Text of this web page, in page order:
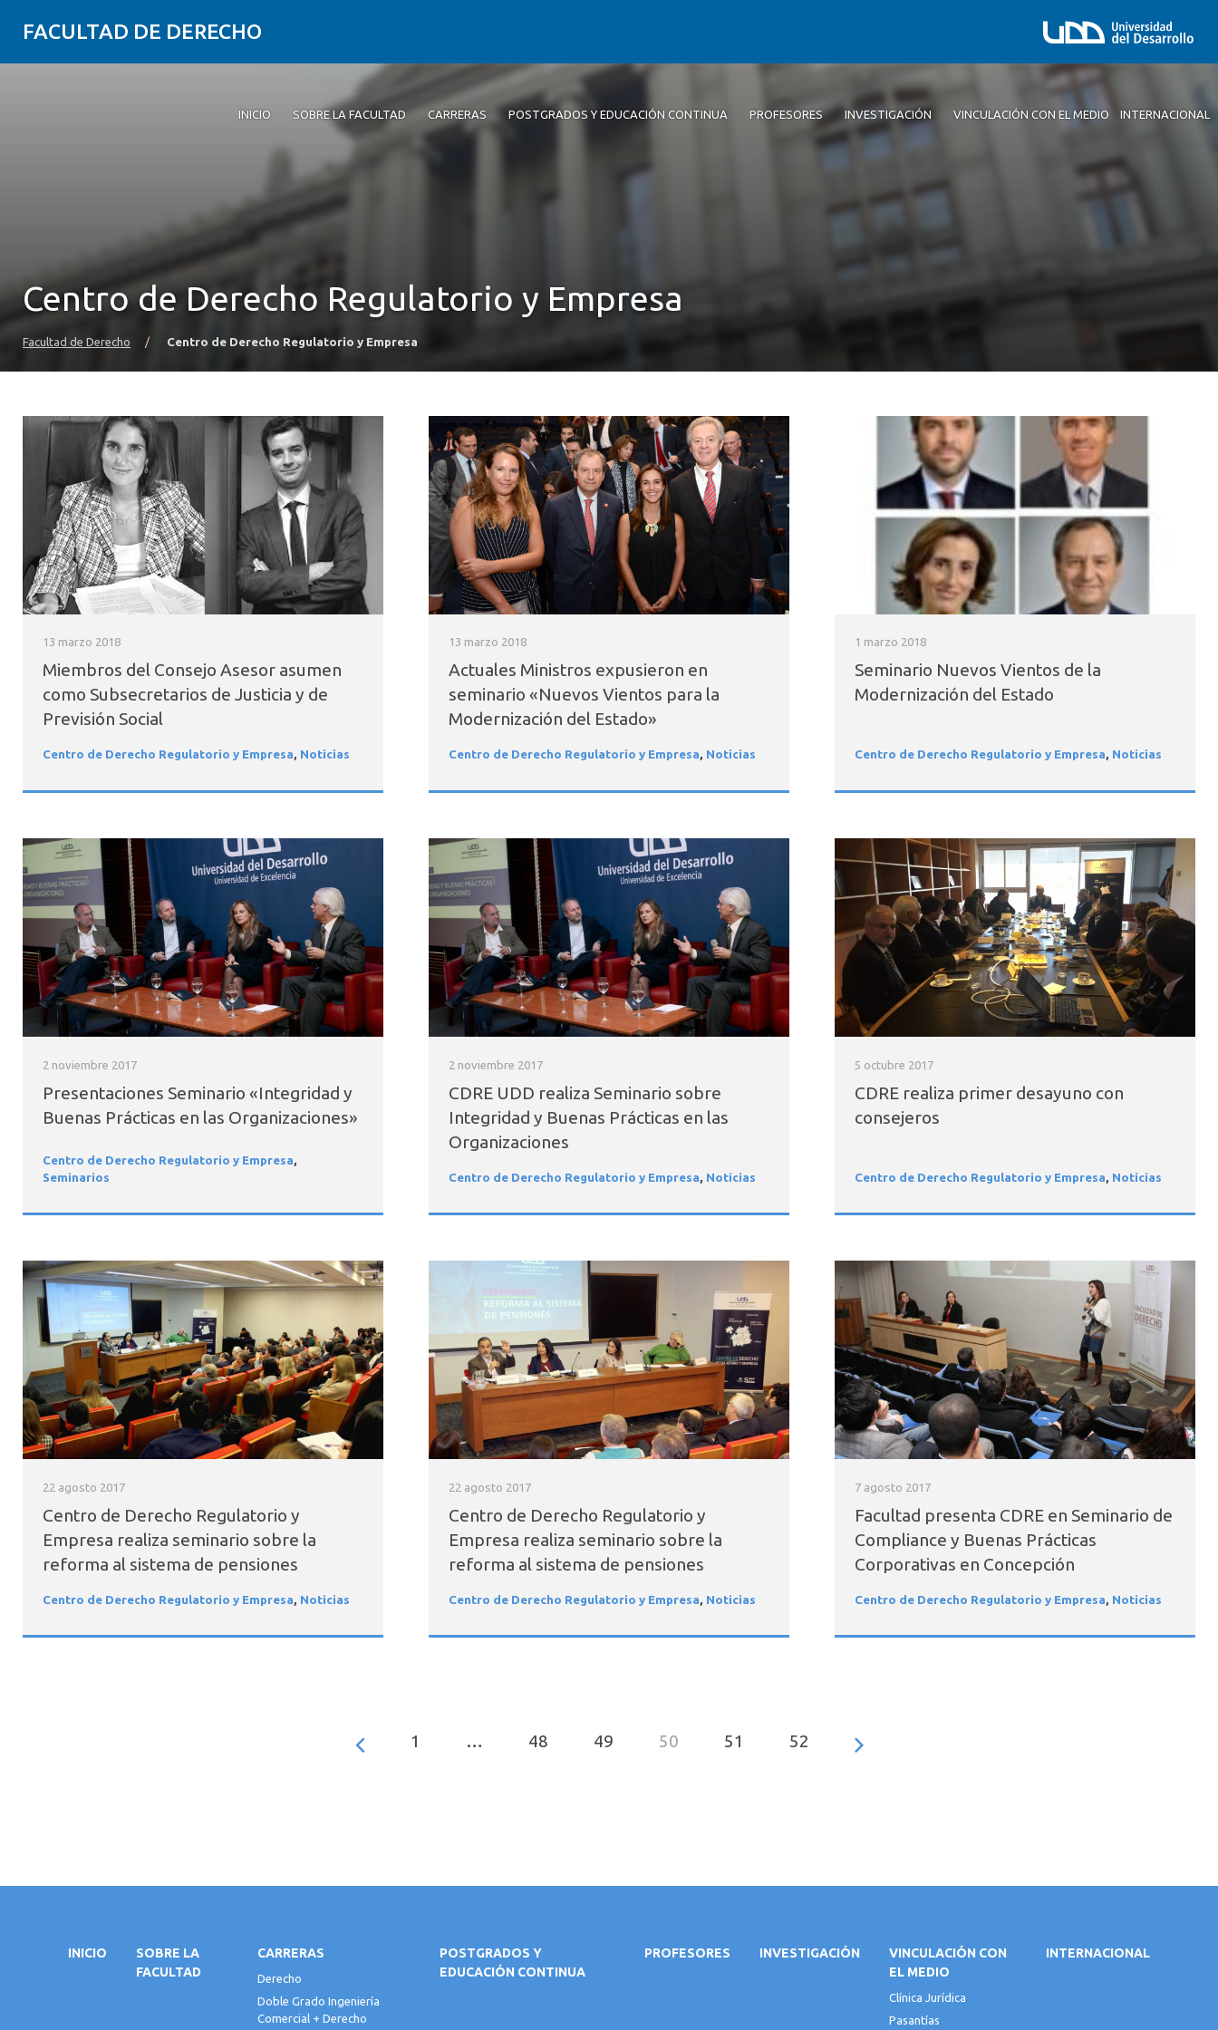
FACULTAD DE DERECHO
INICIO SOBRE LA FACULTAD CARRERAS POSTGRADOS Y EDUCACIÓN CONTINUA PROFESORES INVESTIGACIÓN VINCULACIÓN CON EL MEDIO INTERNACIONAL
Centro de Derecho Regulatorio y Empresa
Facultad de Derecho / Centro de Derecho Regulatorio y Empresa
13 marzo 2018
Miembros del Consejo Asesor asumen
como Subsecretarios de Justicia y de
Previsión Social
Centro de Derecho Regulatorio y Empresa, Noticias
13 marzo 2018
Actuales Ministros expusieron en
seminario «Nuevos Vientos para la
Modernización del Estado»
Centro de Derecho Regulatorio y Empresa, Noticias
1 marzo 2018
Seminario Nuevos Vientos de la
Modernización del Estado
Centro de Derecho Regulatorio y Empresa, Noticias
2 noviembre 2017
Presentaciones Seminario «Integridad y
Buenas Prácticas en las Organizaciones»
Centro de Derecho Regulatorio y Empresa,
Seminarios
2 noviembre 2017
CDRE UDD realiza Seminario sobre
Integridad y Buenas Prácticas en las
Organizaciones
Centro de Derecho Regulatorio y Empresa, Noticias
5 octubre 2017
CDRE realiza primer desayuno con
consejeros
Centro de Derecho Regulatorio y Empresa, Noticias
22 agosto 2017
Centro de Derecho Regulatorio y
Empresa realiza seminario sobre la
reforma al sistema de pensiones
Centro de Derecho Regulatorio y Empresa, Noticias
22 agosto 2017
Centro de Derecho Regulatorio y
Empresa realiza seminario sobre la
reforma al sistema de pensiones
Centro de Derecho Regulatorio y Empresa, Noticias
7 agosto 2017
Facultad presenta CDRE en Seminario de
Compliance y Buenas Prácticas
Corporativas en Concepción
Centro de Derecho Regulatorio y Empresa, Noticias
1 … 48 49 50 51 52
INICIO
SOBRE LA
FACULTAD
CARRERAS
Derecho
Doble Grado Ingeniería
Comercial + Derecho
POSTGRADOS Y
EDUCACIÓN CONTINUA
PROFESORES INVESTIGACIÓN
VINCULACIÓN CON
EL MEDIO
Clínica Jurídica
Pasantías
INTERNACIONAL